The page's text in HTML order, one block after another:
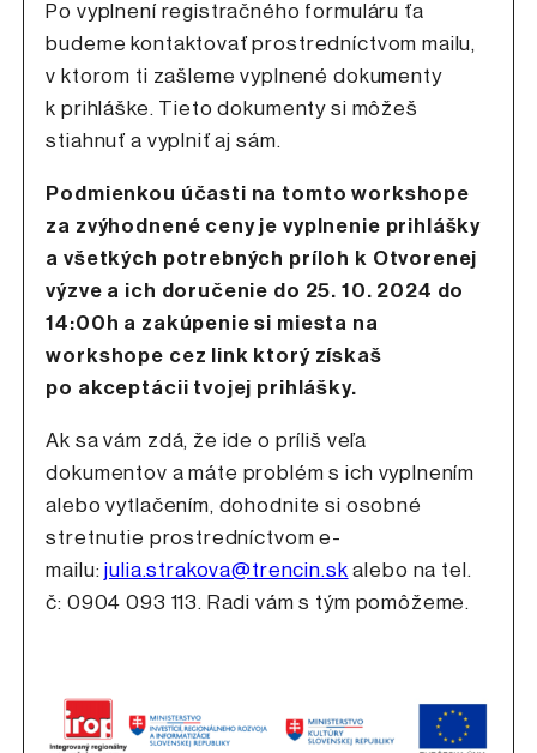
Po vyplnení registračného formuláru ťa
budeme kontaktovať prostredníctvom mailu,
v ktorom ti zašleme vyplnené dokumenty
k prihláške. Tieto dokumenty si môžeš
stiahnuť a vyplniť aj sám.
Podmienkou účasti na tomto workshope
za zvýhodnené ceny je vyplnenie prihlášky
a všetkých potrebných príloh k Otvorenej
výzve a ich doručenie do 25. 10. 2024 do
14:00h a zakúpenie si miesta na
workshope cez link ktorý získaš
po akceptácii tvojej prihlášky.
Ak sa vám zdá, že ide o príliš veľa
dokumentov a máte problém s ich vyplnením
alebo vytlačením, dohodnite si osobné
stretnutie prostredníctvom e-
mailu:julia.strakova@trencin.sk alebo na tel.
č: 0904 093 113. Radi vám s tým pomôžeme.